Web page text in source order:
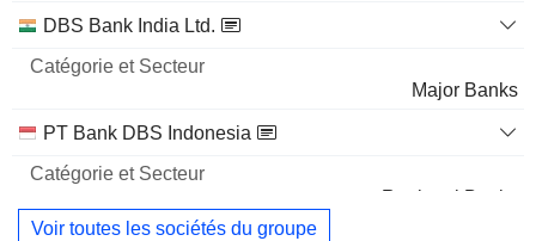
DBS Bank India Ltd.
Major Banks
PT Bank DBS Indonesia
Regional Banks
Voir toutes les sociétés du groupe